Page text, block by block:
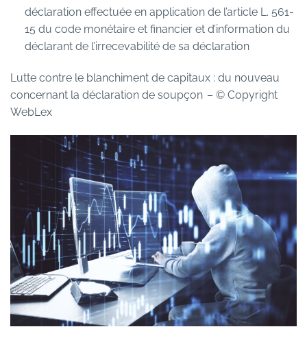
déclaration effectuée en application de l’article L. 561-
15 du code monétaire et financier et d’information du
déclarant de l’irrecevabilité de sa déclaration
Lutte contre le blanchiment de capitaux : du nouveau
concernant la déclaration de soupçon – © Copyright
WebLex